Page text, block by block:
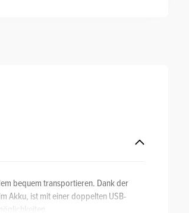
bequem transportieren. Dank der
Akku, ist mit einer doppelten USB-